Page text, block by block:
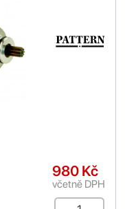
980 Kč
včetně DPH